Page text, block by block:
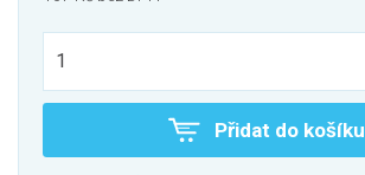
Přidat do košíku